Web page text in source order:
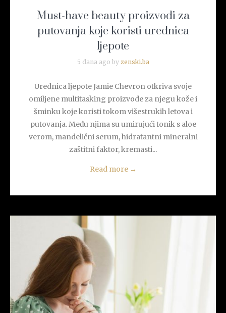
Must-have beauty proizvodi za
putovanja koje koristi urednica
ljepote
5 dana ago by zenski.ba
Urednica ljepote Jamie Chevron otkriva svoje
omiljene multitasking proizvode za njegu kože i
šminku koje koristi tokom višestrukih letova i
putovanja. Među njima su umirujući tonik s aloe
verom, mandelični serum, hidratantni mineralni
zaštitni faktor, kremasti...
Read more →
READ MORE